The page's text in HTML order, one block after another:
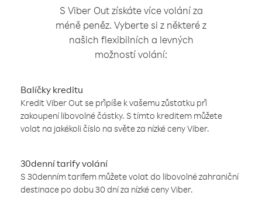
S Viber Out získáte více volání za
méně peněz. Vyberte si z některé z
našich flexibilních a levných
možností volání:
Balíčky kreditu
Kredit Viber Out se připíše k vašemu zůstatku při
zakoupení libovolné částky. S tímto kreditem můžete
volat na jakékoli číslo na světe za nízké ceny Viber.
30denní tarify volání
S 30denním tarifem můžete volat do libovolné zahraniční
destinace po dobu 30 dní za nízké ceny Viber.